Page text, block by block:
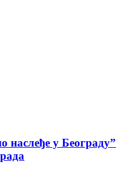
наслеђе у Београду”